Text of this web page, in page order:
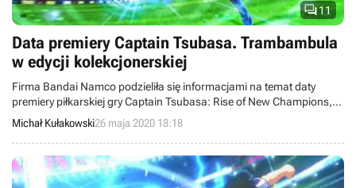
11
Data premiery Captain Tsubasa. Trambambula
w edycji kolekcjonerskiej
Firma Bandai Namco podzieliła się informacjami na temat daty
premiery piłkarskiej gry Captain Tsubasa: Rise of New Champions,
która oparta jest na popularnej sportowej serii anime. Wydawca
zaprezentował też imponującą zawartość kilku edycji
kolekcjonerskich tytułu, gdzie znajdziemy między innymi
pełnowymiarowy stół do piłkarzyków.
Michał Kułakowski26 maja 2020 18:18